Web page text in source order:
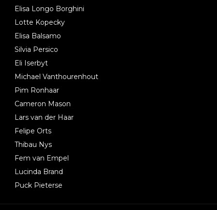
Elisa Longo Borghini
Lotte Kopecky
Elisa Balsamo
Silvia Persico
Eli Iserbyt
Michael Vanthourenhout
Pim Ronhaar
Cameron Mason
Lars van der Haar
Felipe Orts
Thibau Nys
Fem van Empel
Lucinda Brand
Puck Pieterse